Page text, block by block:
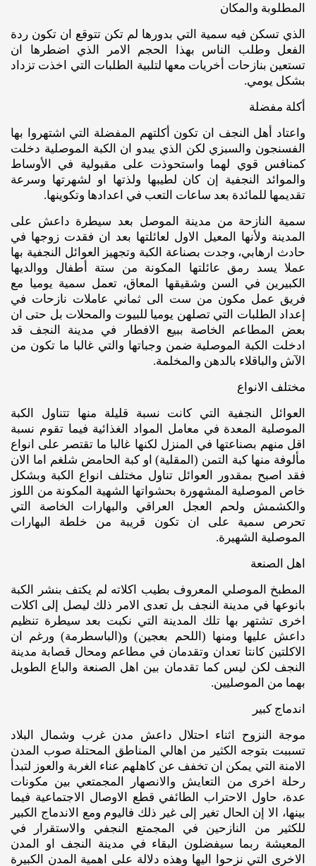
المطلوبة والمكان
الذي تسكن فيه سمية التي بدورها لم تكن تتوقع ان تكون ردة
الفعل وطلب الناس بهذا الحجم الامر الذي اضطرها ان
تستعين بنازحات أخريات معها لتلبية الطلبات التي اخذت تزداد
بشكل يومي.
أكلة مفضلة
واعتاد أهل النجف ان تكون أكلتهم المفضلة التي اشتهروا بها
الفسنجون والسبزي لكن الذي يبدو ان الكبة الموصلية دخلت
كمنافس قوي لهما واستحوذت على مقبولية في الأوساط
والموائد النجفية إن كان لطيبها ولذتها او لشهرتها وسرعة
تقديمها للمائدة بعد ساعات التعب في اعدادها وتكوينها.
سمية النازحة من مدينة الموصل بعد سيطرة داعش على
المدينة ولأنها المعيل الاول لعائلتها بعد ان فقدت زوجها في
حادث ارهابي، وجدت بصناعة الكبة وتجهيز العوائل النجفية بها
عملا يسد رمق عائلتها المكونة من ستة أطفال ووالديها
الكبيرين في السن وشقيقها المعاق، تعمل سمية يوميا مع
فريق عمل مكون من ست الى ثماني عاملات نازحات في
إعداد الطلبات التي تصلهن يوميا للبيوت والمحلات بل حتى ان
بعض المطاعم الخاصة ببيع الافطار في مدينة النجف قد
ادخلت الكبة الموصلية ضمن وجباتها والتي غالبا ما تكون من
الآش والباقلاء بالدهن والمخلمة.
مختلف الانواع
العوائل النجفية التي كانت نسبة قليلة منها تتناول الكبة
الموصلية المعدة في معامل المواد الغذائية فيما تقوم نسبة
اقل منهم بصناعتها في المنزل لكنها غالبا ما تقتصر على انواع
مألوفة منها كبة التمن (المقلية) او كبة الحامض شلغم اما الان
فقد اصبح بمقدور العوائل تناول مختلف انواع الكبة وبشكل
خاص الموصلية المشهورة بحشواتها الشهية المكونة من اللوز
والكشمش ولحم العجل العراقي والبهارات الخاصة التي
تحرص سمية على ان تكون قريبة من خلطة البهارات
الموصلية الشهيرة.
اهل الصنعة
المطبخ الموصلي المعروف بطيب اكلاته لم يكتف بنشر الكبة
بانوعها في مدينة النجف بل تعدى الامر ذلك ليصل إلى اكلات
اخرى تشتهر بها تلك المدينة التي نكبت بعد سيطرة تنظيم
داعش عليها ومنها (اللحم بعجين) و(الباسطرمة) ورغم ان
الاكلتين كانتا تعدان وتقدمان في مطاعم ومحال قصابة مدينة
النجف لكن ليس كما تقدمان بين اهل الصنعة والباع الطويل
بهما من الموصليين.
اندماج كبير
موجة النزوح اثناء احتلال داعش مدن غرب وشمال البلاد
تسببت بتوجه الكثير من اهالي المناطق المحتلة صوب المدن
الامنة التي يمكن ان تخفف عن كاهلهم عناء الغربة والعوز لتبدأ
رحلة اخرى من التعايش والانصهار المجمتعي بين مكونات
عدة، حاول الاحتراب الطائفي قطع الاوصال الاجتماعية فيما
بينها، الا إن الحال تغير إلى غير ذلك فاليوم ومع الاندماج الكبير
للكثير من النازحين في المجمتع النجفي والاستقرار في
المعيشة ربما سيفضلون البقاء في مدينة النجف او المدن
الاخرى التي نزحوا اليها وهذه دلالة على اهمية المدن الكبيرة